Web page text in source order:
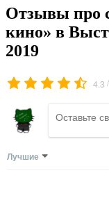
Отзывы про
кино» в
2019
4.3 /
Лучшие